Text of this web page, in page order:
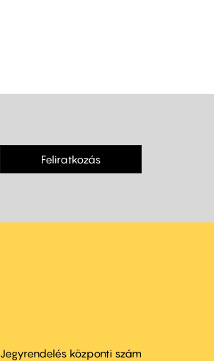
Feliratkozás
Jegyrendelés központi szám